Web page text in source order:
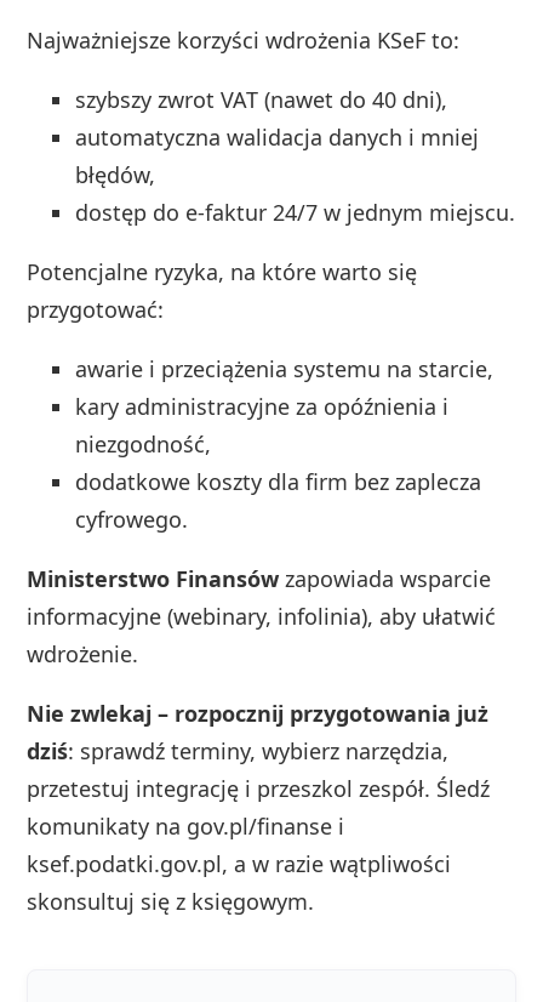
Najważniejsze korzyści wdrożenia KSeF to:
szybszy zwrot VAT (nawet do 40 dni),
automatyczna walidacja danych i mniej
błędów,
dostęp do e-faktur 24/7 w jednym miejscu.
Potencjalne ryzyka, na które warto się
przygotować:
awarie i przeciążenia systemu na starcie,
kary administracyjne za opóźnienia i
niezgodność,
dodatkowe koszty dla firm bez zaplecza
cyfrowego.
Ministerstwo Finansów zapowiada wsparcie
informacyjne (webinary, infolinia), aby ułatwić
wdrożenie.
Nie zwlekaj – rozpocznij przygotowania już
dziś: sprawdź terminy, wybierz narzędzia,
przetestuj integrację i przeszkol zespół. Śledź
komunikaty na gov.pl/finanse i
ksef.podatki.gov.pl, a w razie wątpliwości
skonsultuj się z księgowym.